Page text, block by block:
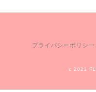
プライバシーポリシー
c 2021